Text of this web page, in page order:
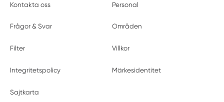
Kontakta oss Personal
Frågor & Svar Områden
Filter Villkor
Integritetspolicy Märkesidentitet
Sajtkarta